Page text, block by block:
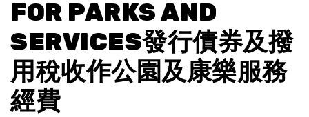
FOR PARKS AND
SERVICES發行債券及撥
用稅收作公園及康樂服務
經費